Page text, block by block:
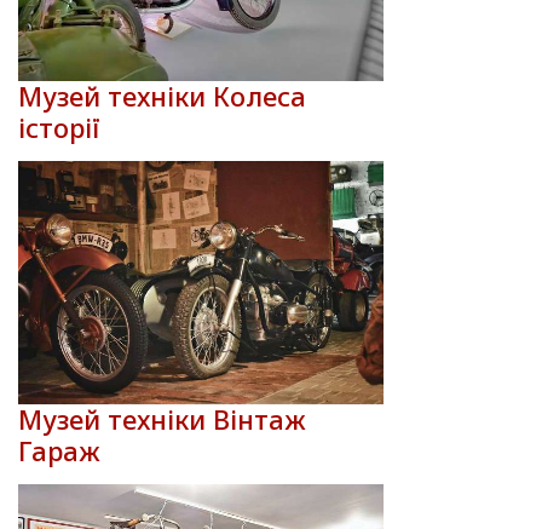
Музей техніки Колеса
історії
Музей техніки Вінтаж
Гараж